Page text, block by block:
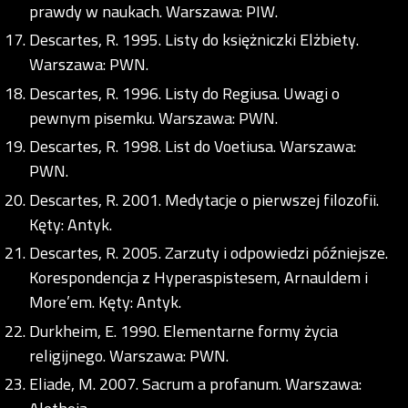
prawdy w naukach. Warszawa: PIW.
Descartes, R. 1995. Listy do księżniczki Elżbiety.
Warszawa: PWN.
Descartes, R. 1996. Listy do Regiusa. Uwagi o
pewnym pisemku. Warszawa: PWN.
Descartes, R. 1998. List do Voetiusa. Warszawa:
PWN.
Descartes, R. 2001. Medytacje o pierwszej filozofii.
Kęty: Antyk.
Descartes, R. 2005. Zarzuty i odpowiedzi późniejsze.
Korespondencja z Hyperaspistesem, Arnauldem i
More’em. Kęty: Antyk.
Durkheim, E. 1990. Elementarne formy życia
religijnego. Warszawa: PWN.
Eliade, M. 2007. Sacrum a profanum. Warszawa: